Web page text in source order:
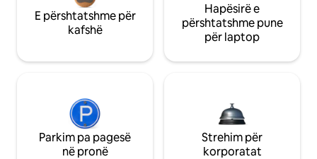
E përshtatshme për
kafshë
Hapësirë e
përshtatshme pune
për laptop
Parkim pa pagesë
në pronë
Strehim për
korporatat